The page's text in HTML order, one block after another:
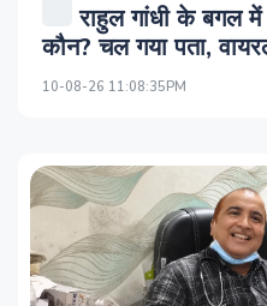
राहुल गांधी के बगल
कौन? चल गया पता,
10-08-26 11:08:35PM